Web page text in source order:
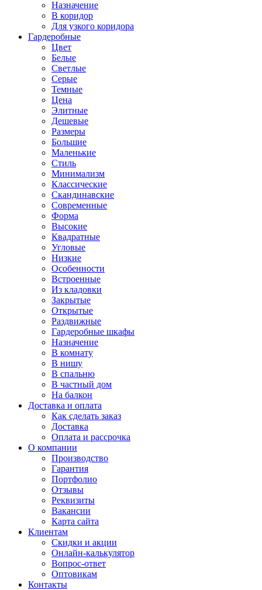
Назначение
В коридор
Для узкого коридора
Гардеробные
Цвет
Белые
Светлые
Серые
Темные
Цена
Элитные
Дешевые
Размеры
Большие
Маленькие
Стиль
Минимализм
Классические
Скандинавские
Современные
Форма
Высокие
Квадратные
Угловые
Низкие
Особенности
Встроенные
Из кладовки
Закрытые
Открытые
Раздвижные
Гардеробные шкафы
Назначение
В комнату
В нишу
В спальню
В частный дом
На балкон
Доставка и оплата
Как сделать заказ
Доставка
Оплата и рассрочка
О компании
Производство
Гарантия
Портфолио
Отзывы
Реквизиты
Вакансии
Карта сайта
Клиентам
Скидки и акции
Онлайн-калькулятор
Вопрос-ответ
Оптовикам
Контакты